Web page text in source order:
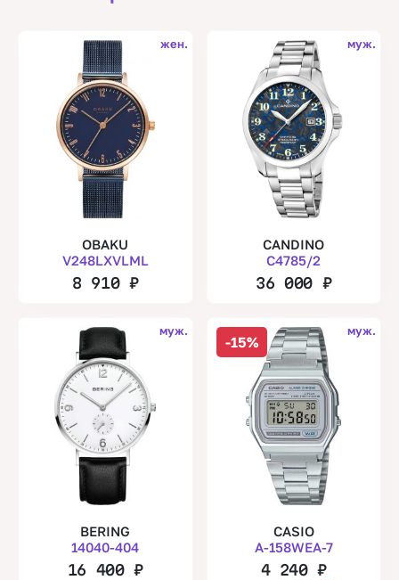
жен.
OBAKU
V248LXVLML
8 910 ₽
муж.
CANDINO
C4785/2
36 000 ₽
муж.
BERING
14040-404
16 400₽
-15%
муж.
CASIO
A-158WEA-7
4 240₽